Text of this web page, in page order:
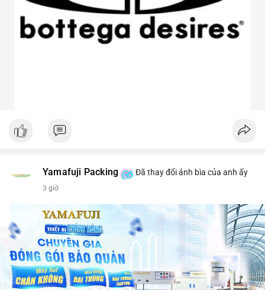
Yamafuji Packing Đã thay đổi ảnh bìa của anh ấy
3 giờ